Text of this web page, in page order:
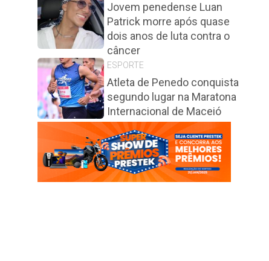
Jovem penedense Luan
Patrick morre após quase
dois anos de luta contra o
câncer
ESPORTE
Atleta de Penedo conquista
segundo lugar na Maratona
Internacional de Maceió